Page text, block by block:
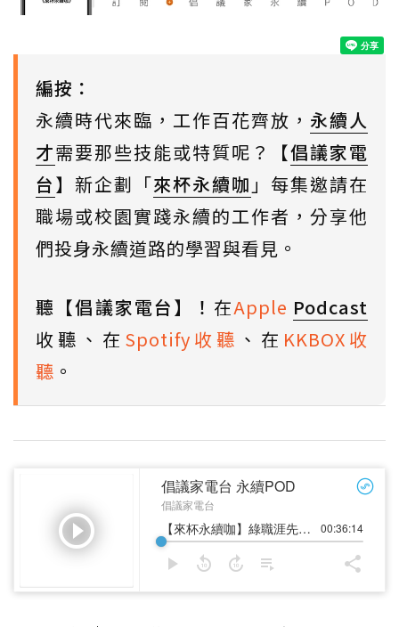
編按：
永續時代來臨，工作百花齊放， 永續人
才需要那些技能或特質呢？【倡議家電
台】新企劃「來杯永續咖 」每集邀請在
職場或校園實踐永續的工作者，分享他
們投身永續道路的學習與看見。
聽【倡議家電台】！ 在Apple Podcast
收聽、在 Spotify收聽 、在 KKBOX收
聽 。